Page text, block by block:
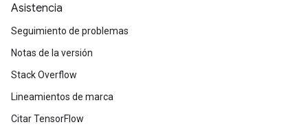
Asistencia
Seguimiento de problemas
Notas de la versión
Stack Overflow
Lineamientos de marca
Citar TensorFlow